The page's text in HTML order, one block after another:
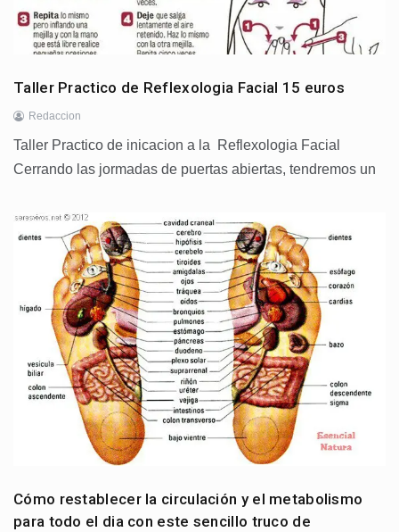
Taller Practico de Reflexologia Facial 15 euros
Redaccion
Taller Practico de inicacion a la Reflexologia Facial
Cerrando las jormadas de puertas abiertas, tendremos un
Cómo restablecer la circulación y el metabolismo
para todo el dia con este sencillo truco de